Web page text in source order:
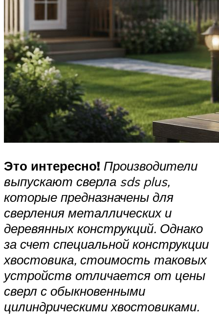
Это интересно! Производители
выпускают сверла sdsplus,
которые предназначены для
сверления металлических и
деревянных конструкций. Однако
за счет специальной конструкции
хвостовика, стоимость таковых
устройств отличается от цены
сверл с обыкновенными
цилиндрическими хвостовиками.